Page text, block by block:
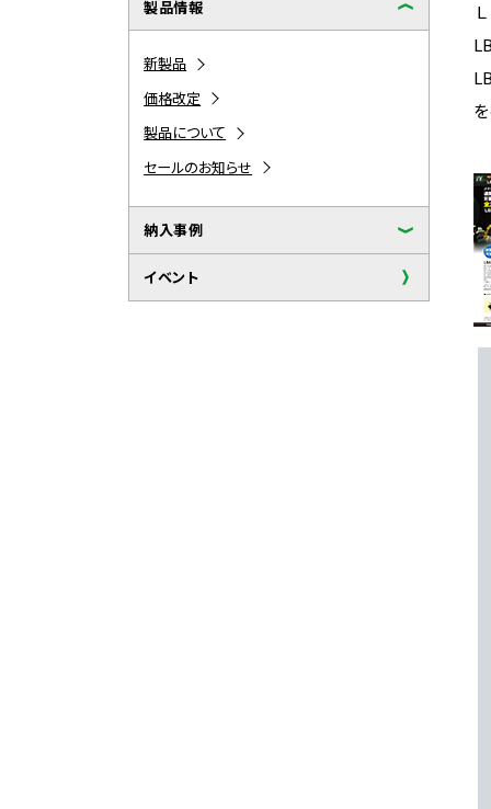
製品情報
新製品
価格改定
製品について
セールのお知らせ
納入事例
イベント